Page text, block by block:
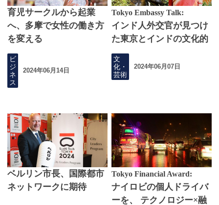
育児サークルから起業
へ、多摩で女性の働き方
を変える
ビ
ジ
ネ
ス
2024年06月14日
Tokyo Embassy Talk:
インド人外交官が見つけ
た東京とインドの文化的
つながり
文
化・
芸術
2024年06月07日
ベルリン市長、国際都市
ネットワークに期待
Tokyo Financial Award:
ナイロビの個人ドライバ
ーを、 テクノロジー×融